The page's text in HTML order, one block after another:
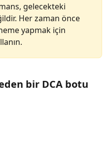
gelecekteki
Her zaman önce
yapmak için
bir DCA botu